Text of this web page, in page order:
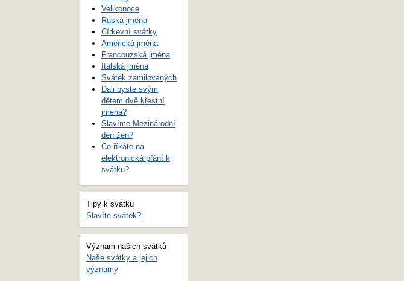
Velikonoce
Ruská jména
Církevní svátky
Americká jména
Francouzská jména
Italská jména
Svátek zamilovaných
Dali byste svým
dětem dvě křestní
jména?
Slavíme Mezinárodní
den žen?
Co říkáte na
elektronická přání k
svátku?
Tipy k svátku
Slavíte svátek?
Význam našich svátků
Naše svátky a jejich
významy